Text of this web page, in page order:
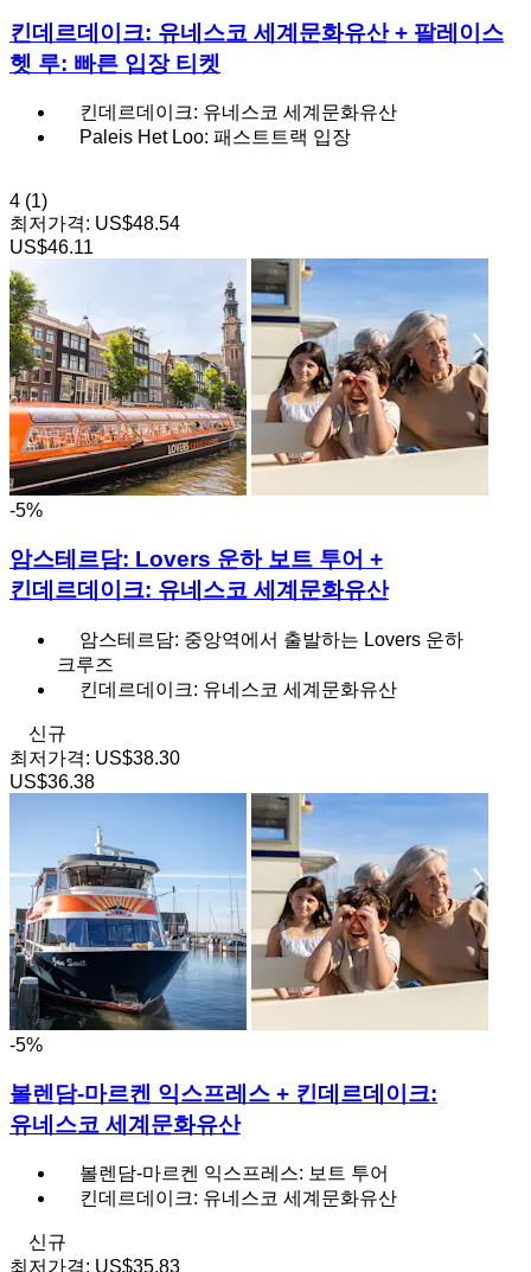
킨데르데이크: 유네스코 세계문화유산 + 팔레이스
헷 루: 빠른 입장 티켓
킨데르데이크: 유네스코 세계문화유산
Paleis Het Loo: 패스트트랙 입장
4 (1)
최저가격: US$48.54
US$46.11
-5%
암스테르담: Lovers 운하 보트 투어 +
킨데르데이크: 유네스코 세계문화유산
암스테르담: 중앙역에서 출발하는 Lovers 운하
크루즈
킨데르데이크: 유네스코 세계문화유산
신규
최저가격: US$38.30
US$36.38
-5%
볼렌담-마르켄 익스프레스 + 킨데르데이크:
유네스코 세계문화유산
볼렌담-마르켄 익스프레스: 보트 투어
킨데르데이크: 유네스코 세계문화유산
신규
최저가격: US$35.83